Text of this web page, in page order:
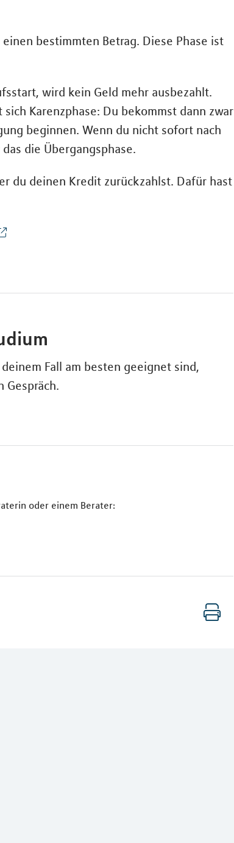
bestimmten Betrag. Diese Phase ist
wird kein Geld mehr ausbezahlt.
Karenzphase: Du bekommst dann zwar
beginnen. Wenn du nicht sofort nach
die Übergangsphase.
du deinen Kredit zurückzahlst. Dafür hast
Fall am besten geeignet sind,
Gespräch.
oder einem Berater: